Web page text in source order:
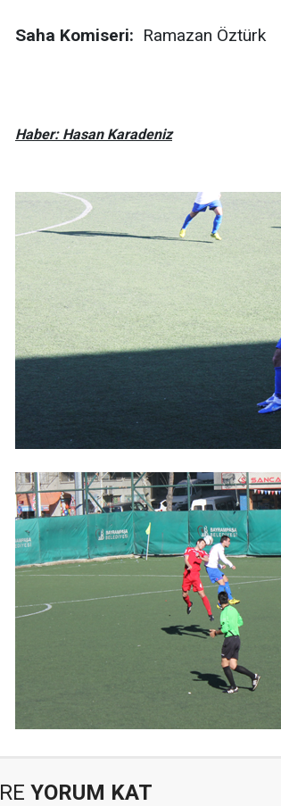
Saha Komiseri: Ramazan Öztürk
Haber: Hasan Karadeniz
YORUM KAT